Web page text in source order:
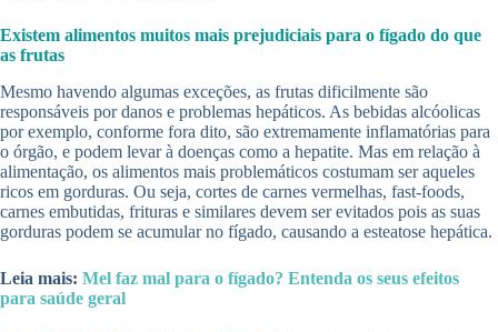
Existem alimentos muitos mais prejudiciais para o fígado do que
as frutas
Mesmo havendo algumas exceções, as frutas dificilmente são
responsáveis por danos e problemas hepáticos. As bebidas alcóolicas
por exemplo, conforme fora dito, são extremamente inflamatórias para
o órgão, e podem levar à doenças como a hepatite. Mas em relação à
alimentação, os alimentos mais problemáticos costumam ser aqueles
ricos em gorduras. Ou seja, cortes de carnes vermelhas, fast-foods,
carnes embutidas, frituras e similares devem ser evitados pois as suas
gorduras podem se acumular no fígado, causando a esteatose hepática.
Leia mais: Mel faz mal para o fígado? Entenda os seus efeitos
para saúde geral